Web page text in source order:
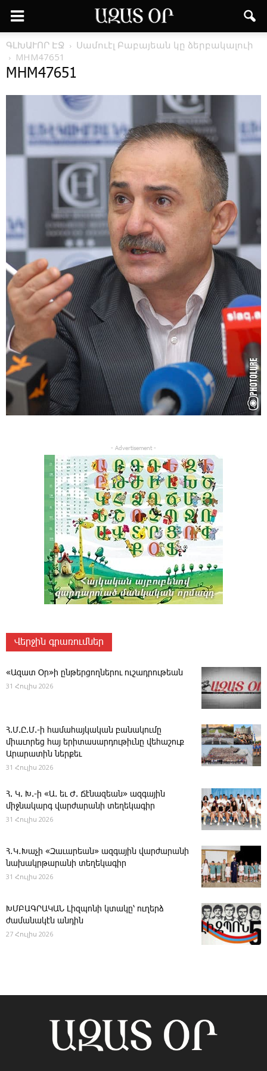
ԳԼԽԱՒՈՐ ԷՋ
Սամուէլ Բաբայեան կը ձերբակալուի
MHM47651
MHM47651
- Advertisement -
Վերջին գրառումներ
«Ազատ Օր»ի ընթերցողներու ուշադրութեան
31 Հուլիս 2026
Հ.Մ.Ը.Մ.-ի համահայկական բանակումը
միաւորեց հայ երիտասարդութիւնը վեհաշուք
Արարատին ներքեւ
31 Հուլիս 2026
Հ. Կ. Խ.-ի «Ա. եւ Ժ. ­Ճէնազեան» ազգային
միջնակարգ վարժարանի տեղեկագիր
31 Հուլիս 2026
Հ․Կ․Խաչի «Զաւարեան» ազգային վարժարանի
նախակրթարանի տեղեկագիր
31 Հուլիս 2026
ԽՄԲԱԳՐԱԿԱՆ ­Լիզպոնի կտակը՝ ուղերձ
ժամանակէն անդին
27 Հուլիս 2026